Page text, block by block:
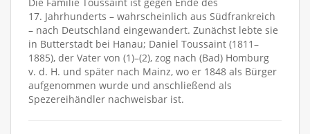
17. Jahrhunderts – wahrscheinlich aus Südfrankreich
– nach Deutschland eingewandert. Zunächst lebte sie
in Butterstadt bei Hanau; Daniel Toussaint (1811–
1885), der Vater von (1)–(2), zog nach (Bad) Homburg
v. d. H. und später nach Mainz, wo er 1848 als Bürger
aufgenommen wurde und anschließend als
Spezereihändler nachweisbar ist.